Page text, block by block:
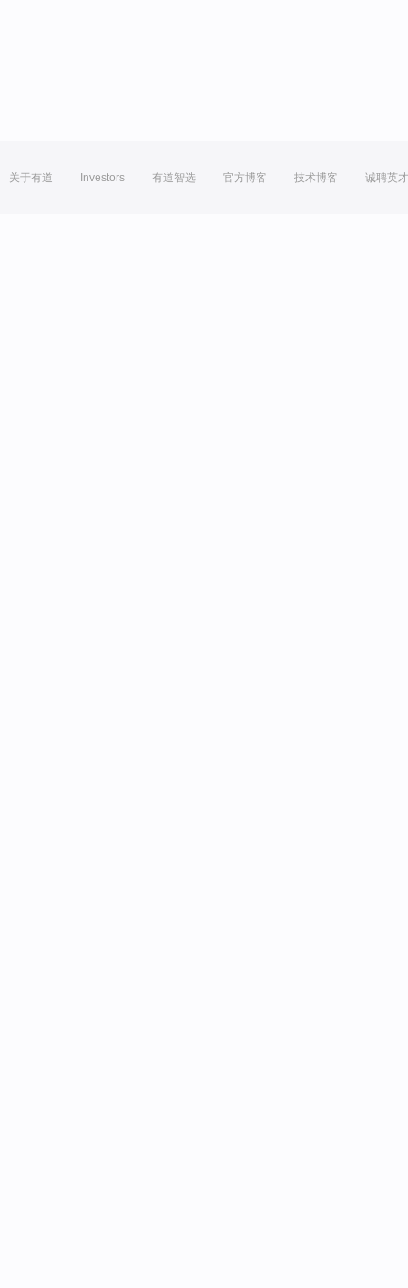
关于有道 Investors 有道智选 官方博客 技术博客 诚聘英才